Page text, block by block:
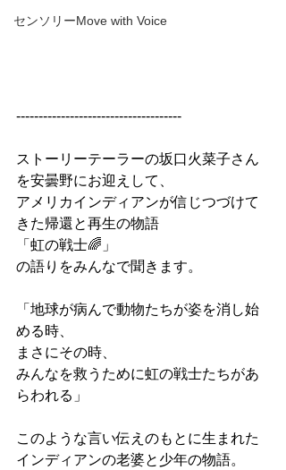
センソリーMove with Voice
-------------------------------------
ストーリーテーラーの坂口火菜子さん
を安曇野にお迎えして、
アメリカインディアンが信じつづけて
きた帰還と再生の物語
「虹の戦士🌈」
の語りをみんなで聞きます。
「地球が病んで動物たちが姿を消し始
める時、
まさにその時、
みんなを救うために虹の戦士たちがあ
らわれる」
このような言い伝えのもとに生まれた
インディアンの老婆と少年の物語。